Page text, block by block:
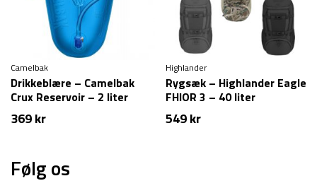
Camelbak
Drikkeblære – Camelbak
Crux Reservoir – 2 liter
369kr
Highlander
Rygsæk – Highlander Eagle
FHIOR 3 – 40 liter
549kr
Følg os